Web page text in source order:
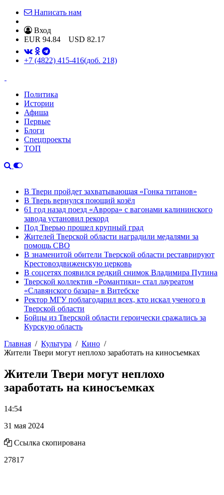
Написать нам
Вход
EUR 94.84 USD 82.17
+7 (4822) 415-416(доб. 218)
Политика
Истории
Афиша
Первые
Блоги
Спецпроекты
ТОП
В Твери пройдет захватывающая «Гонка титанов»
В Тверь вернулся поющий козёл
61 год назад поезд «Аврора» с вагонами калининского
завода установил рекорд
Под Тверью прошел крупный град
Жителей Тверской области наградили медалями за
помощь СВО
В знаменитой обители Тверской области реставрируют
Крестовоздвиженскую церковь
В соцсетях появился редкий снимок Владимира Путина
Тверской коллектив «Романтики» стал лауреатом
«Славянского базара» в Витебске
Ректор МГУ поблагодарил всех, кто искал ученого в
Тверской области
Бойцы из Тверской области героически сражались за
Курскую область
Главная
Культура
Кино
Жители Твери могут неплохо заработать на киносъемках
Жители Твери могут неплохо
заработать на киносъемках
14:54
31 мая 2024
Ссылка скопирована
27817